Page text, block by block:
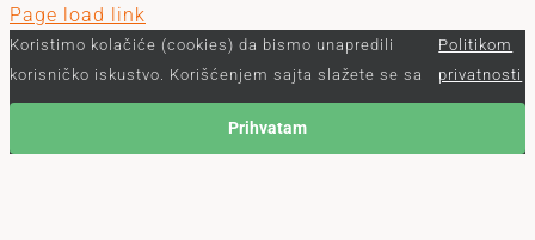
Page load link
Koristimo kolačiće (cookies) da bismo unapredili
korisničko iskustvo. Korišćenjem sajta slažete se sa
Politikom
privatnosti
Prihvatam